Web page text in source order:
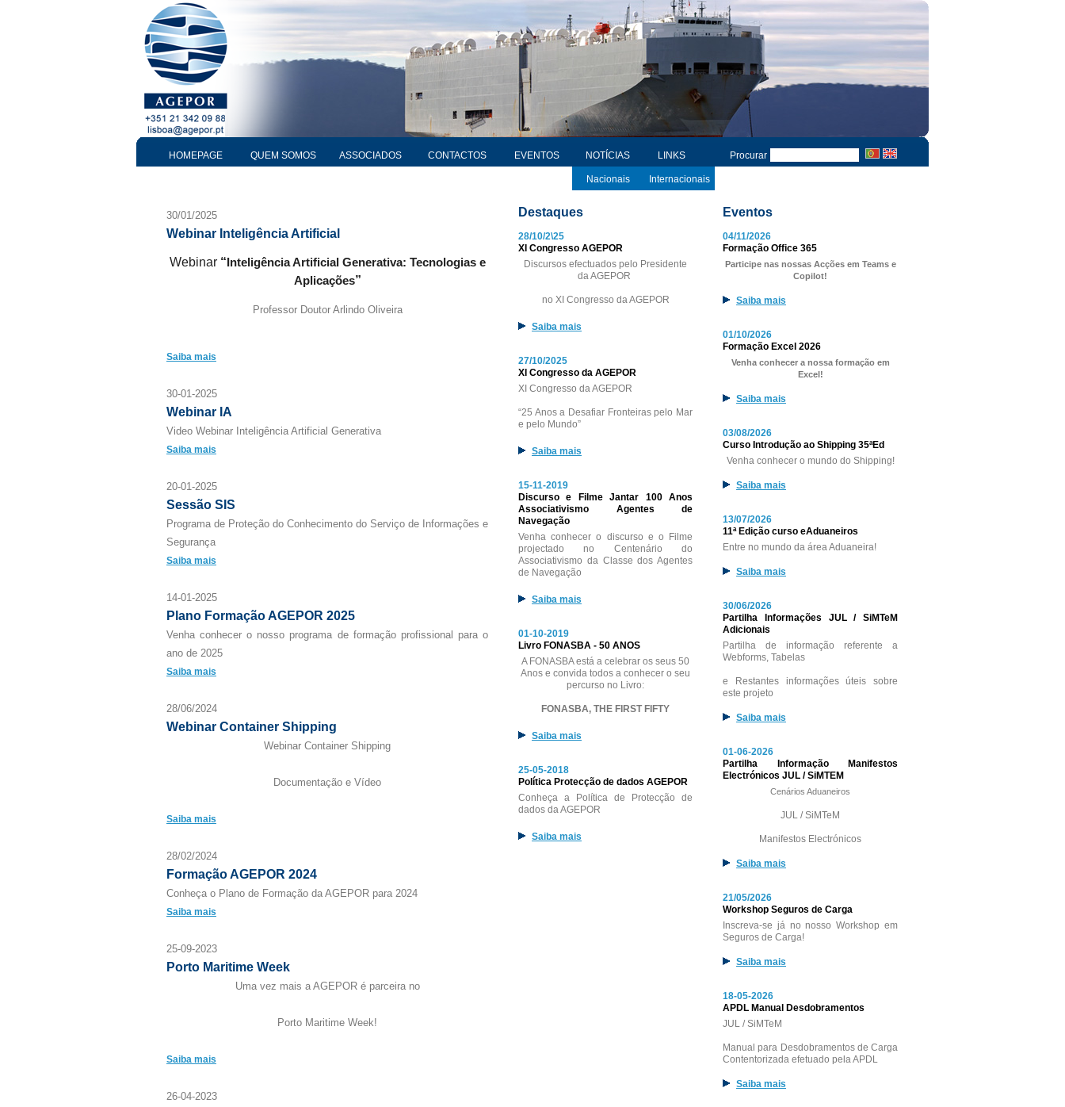
HOMEPAGE QUEM SOMOS ASSOCIADOS CONTACTOS EVENTOS NOTÍCIAS LINKS Procurar
Nacionais Internacionais
30/01/2025
Webinar Inteligência Artificial
Webinar “ Inteligência Artificial Generativa: Tecnologias e
Aplicações”
Professor Doutor Arlindo Oliveira
Saiba mais
30-01-2025
Webinar IA
Video Webinar Inteligência Artificial Generativa
Saiba mais
20-01-2025
Sessão SIS
Programa de Proteção do Conhecimento do Serviço de Informações e
Segurança
Saiba mais
14-01-2025
Plano Formação AGEPOR 2025
Venha conhecer o nosso programa de formação profissional para o
ano de 2025
Saiba mais
28/06/2024
Webinar Container Shipping
Webinar Container Shipping
Documentação e Vídeo
Saiba mais
28/02/2024
Formação AGEPOR 2024
Conheça o Plano de Formação da AGEPOR para 2024
Saiba mais
25-09-2023
Porto Maritime Week
Uma vez mais a AGEPOR é parceira no
Porto Maritime Week!
Saiba mais
26-04-2023
Destaques
28/10/2\25
XI Congresso AGEPOR
Discursos efectuados pelo Presidente
da AGEPOR
no XI Congresso da AGEPOR
Saiba mais
27/10/2025
XI Congresso da AGEPOR
XI Congresso da AGEPOR
“25 Anos a Desafiar Fronteiras pelo Mar
e pelo Mundo”
Saiba mais
15-11-2019
Discurso e Filme Jantar 100 Anos
Associativismo Agentes de
Navegação
Venha conhecer o discurso e o Filme
projectado no Centenário do
Associativismo da Classe dos Agentes
de Navegação
Saiba mais
01-10-2019
Livro FONASBA - 50 ANOS
A FONASBA está a celebrar os seus 50
Anos e convida todos a conhecer o seu
percurso no Livro:
FONASBA, THE FIRST FIFTY
Saiba mais
25-05-2018
Política Protecção de dados AGEPOR
Conheça a Política de Protecção de
dados da AGEPOR
Saiba mais
Eventos
04/11/2026
Formação Office 365
Participe nas nossas Acções em Teams e
Copilot!
Saiba mais
01/10/2026
Formação Excel 2026
Venha conhecer a nossa formação em
Excel!
Saiba mais
03/08/2026
Curso Introdução ao Shipping 35ªEd
Venha conhecer o mundo do Shipping!
Saiba mais
13/07/2026
11ª Edição curso eAduaneiros
Entre no mundo da área Aduaneira!
Saiba mais
30/06/2026
Partilha Informações JUL / SiMTeM
Adicionais
Partilha de informação referente a
Webforms, Tabelas
e Restantes informações úteis sobre
este projeto
Saiba mais
01-06-2026
Partilha Informação Manifestos
Electrónicos JUL / SiMTEM
Cenários Aduaneiros
JUL / SiMTeM
Manifestos Electrónicos
Saiba mais
21/05/2026
Workshop Seguros de Carga
Inscreva-se já no nosso Workshop em
Seguros de Carga!
Saiba mais
18-05-2026
APDL Manual Desdobramentos
JUL / SiMTeM
Manual para Desdobramentos de Carga
Contentorizada efetuado pela APDL
Saiba mais